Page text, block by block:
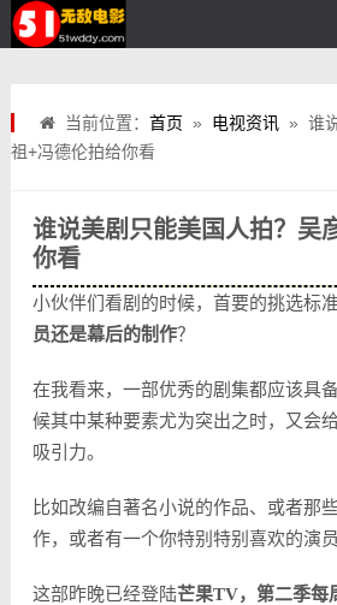
当前位置： 首页 » 电视资讯» 谁说
祖+冯德伦拍给你看
谁说美剧只能美国人拍？吴
你看
小伙伴们看剧的时候，首要的挑选标
员还是幕后的制作？
在我看来，一部优秀的剧集都应该具
候其中某种要素尤为突出之时，又会
吸引力。
比如改编自著名小说的作品、或者那
作，或者有一个你特别特别喜欢的演
这部昨晚已经登陆芒果TV，第二季每